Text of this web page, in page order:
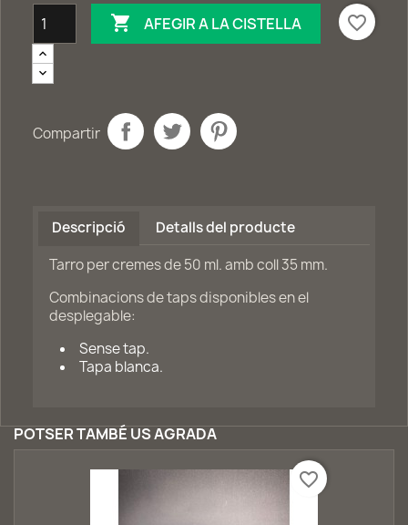
 AFEGIR A LA CISTELLA favorite_border
Compartir
Descripció
Detalls del producte
Tarro per cremes de 50 ml. amb coll 35 mm.
Combinacions de taps disponibles en el
desplegable:
Sense tap.
Tapa blanca.
POTSER TAMBÉ US AGRADA
favorite_border